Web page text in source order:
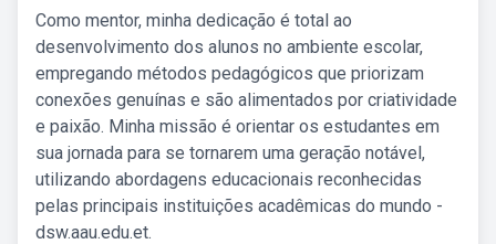
Como mentor, minha dedicação é total ao
desenvolvimento dos alunos no ambiente escolar,
empregando métodos pedagógicos que priorizam
conexões genuínas e são alimentados por criatividade
e paixão. Minha missão é orientar os estudantes em
sua jornada para se tornarem uma geração notável,
utilizando abordagens educacionais reconhecidas
pelas principais instituições acadêmicas do mundo -
dsw.aau.edu.et.